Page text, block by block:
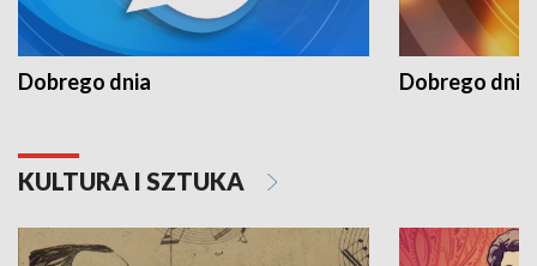
Dobrego dnia Dobrego dnia
KULTURA I SZTUKA